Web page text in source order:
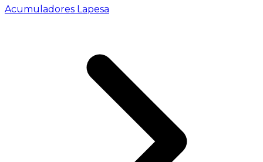
Acumuladores Lapesa